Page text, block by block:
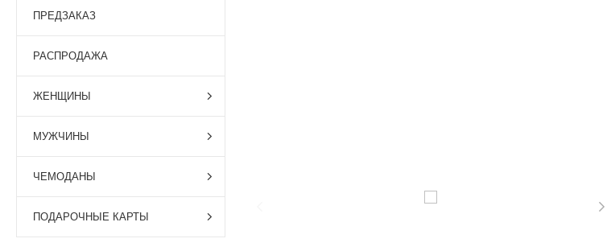
ПРЕДЗАКАЗ
РАСПРОДАЖА
ЖЕНЩИНЫ
МУЖЧИНЫ
ЧЕМОДАНЫ
ПОДАРОЧНЫЕ КАРТЫ